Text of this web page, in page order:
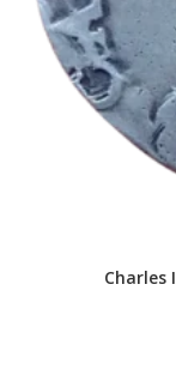
Charles